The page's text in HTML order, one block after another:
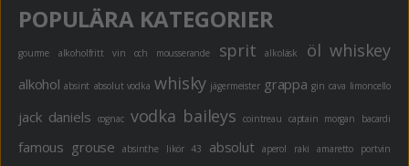
POPULÄRA KATEGORIER
gourme alkoholfritt vin och mousserande sprit alkoläsk öl whiskey
alkohol absint absolut vodka whisky jägermeister grappa gin cava limoncello
jack daniels cognac vodka baileys cointreau captain morgan bacardi
famous grouse absinthe likör 43 absolut aperol raki amaretto portvin